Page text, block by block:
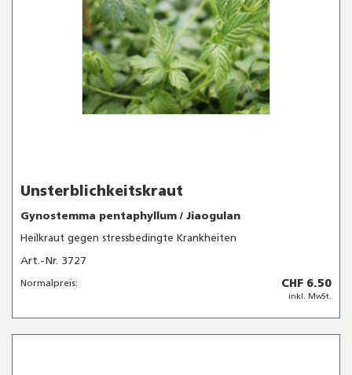
Unsterblichkeitskraut
Gynostemma pentaphyllum / Jiaogulan
Heilkraut gegen stressbedingte Krankheiten
Art.-Nr. 3727
Normalpreis: CHF 6.50
inkl. MwSt.